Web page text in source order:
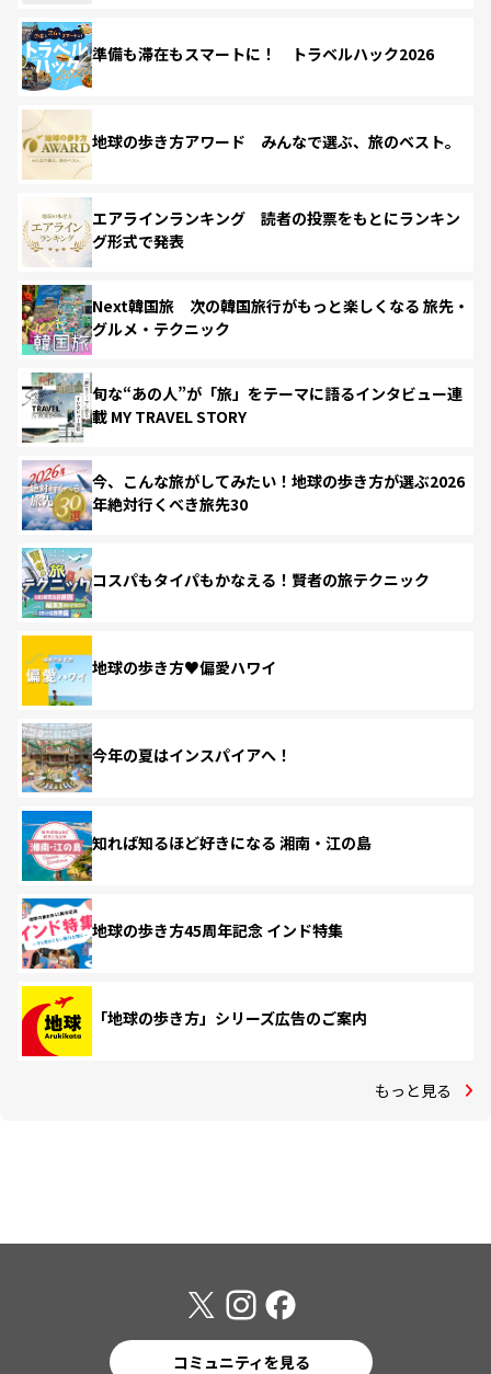
準備も滞在もスマートに！ トラベルハック2026
地球の歩き方アワード みんなで選ぶ、旅のベスト。
エアラインランキング 読者の投票をもとにランキン
グ形式で発表
Next韓国旅 次の韓国旅行がもっと楽しくなる 旅先・
グルメ・テクニック
旬な“あの人”が「旅」をテーマに語るインタビュー連
載 MY TRAVEL STORY
今、こんな旅がしてみたい！地球の歩き方が選ぶ2026
年絶対行くべき旅先30
コスパもタイパもかなえる！賢者の旅テクニック
地球の歩き方♥偏愛ハワイ
今年の夏はインスパイアへ！
知れば知るほど好きになる 湘南・江の島
地球の歩き方45周年記念 インド特集
「地球の歩き方」シリーズ広告のご案内
もっと見る
コミュニティを見る